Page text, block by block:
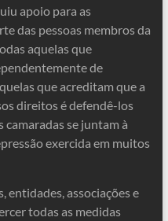
apoio para as
das pessoas membros da
aquelas que
de
que acreditam que a
direitos é defendê-los
camaradas se juntam à
exercida em muitos
entidades, associações e
todas as medidas